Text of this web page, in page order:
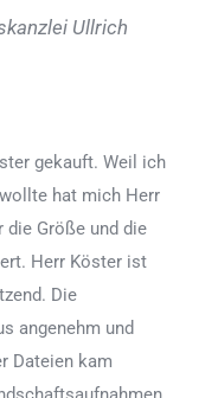
Ullrich
gekauft. Weil ich
hat mich Herr
die Größe und die
Herr Köster ist
Die
angenehm und
Dateien kam